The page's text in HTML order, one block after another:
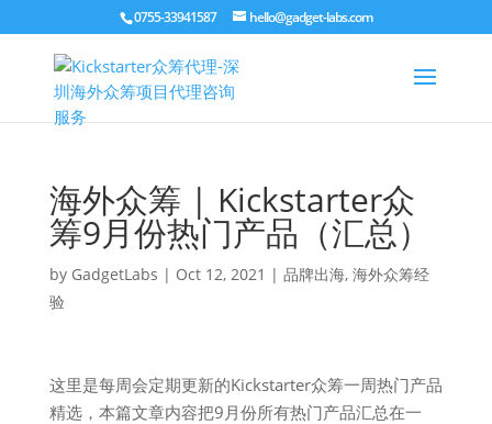
0755-33941587 hello@gadget-labs.com
海外众筹 | Kickstarter众
筹9月份热门产品（汇总）
by GadgetLabs | Oct 12, 2021 | 品牌出海, 海外众筹经
验
这里是每周会定期更新的Kickstarter众筹一周热门产品
精选，本篇文章内容把9月份所有热门产品汇总在一